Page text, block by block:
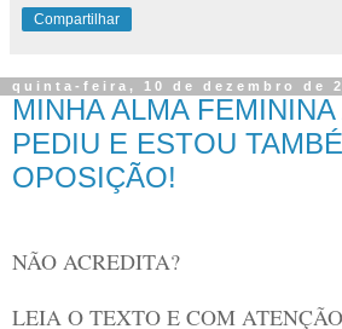
Compartilhar
quinta-feira, 10 de dezembro de
MINHA ALMA
PEDIU E ESTOU
OPOSIÇÃO!
NÃO ACREDITA?
LEIA O TEXTO E COM